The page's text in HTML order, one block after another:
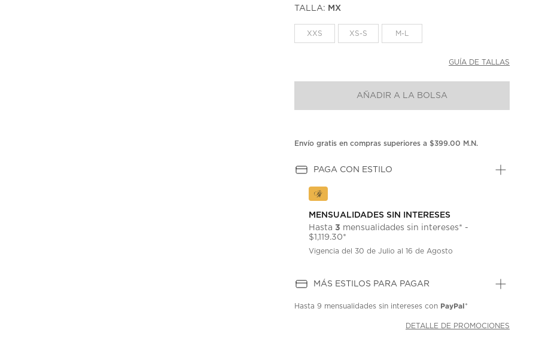
TALLA: MX
XXS XS-S M-L
GUÍA DE TALLAS
AÑADIR A LA BOLSA
Envío gratis en compras superiores a $399.00 M.N.
PAGA CON ESTILO
MENSUALIDADES SIN INTERESES
Hasta3 mensualidades sin intereses* -
$1,119.30*
Vigencia del 30 de Julio al 16 de Agosto
MÁS ESTILOS PARA PAGAR
Hasta9 mensualidades sin intereses con PayPal*
DETALLE DE PROMOCIONES